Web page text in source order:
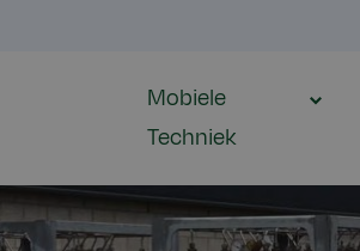
Mobiele
Techniek